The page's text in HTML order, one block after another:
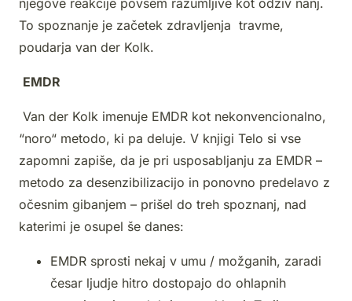
njegove reakcije povsem razumljive kot odziv nanj.
To spoznanje je začetek zdravljenja travme,
poudarja van der Kolk.
EMDR
Van der Kolk imenuje EMDR kot nekonvencionalno,
“noro“ metodo, ki pa deluje. V knjigi Telo si vse
zapomni zapiše, da je pri usposabljanju za EMDR –
metodo za desenzibilizacijo in ponovno predelavo z
očesnim gibanjem – prišel do treh spoznanj, nad
katerimi je osupel še danes:
EMDR sprosti nekaj v umu / možganih, zaradi
česar ljudje hitro dostopajo do ohlapnih